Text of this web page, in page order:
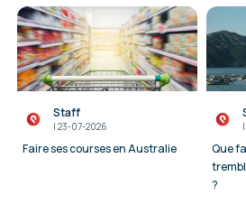
Staff
I 23-07-2026
Faire ses courses en Australie
I
Que
?